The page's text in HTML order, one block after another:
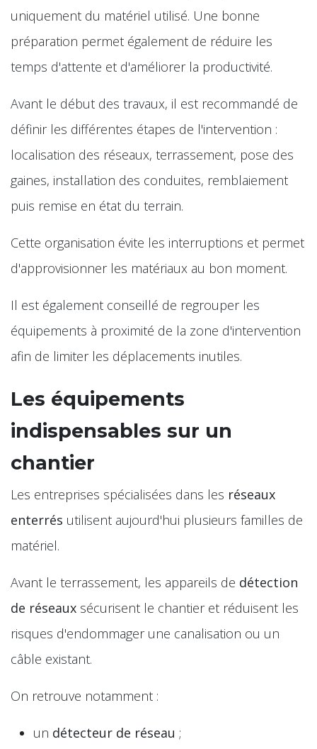
uniquement du matériel utilisé. Une bonne
préparation permet également de réduire les
temps d'attente et d'améliorer la productivité.
Avant le début des travaux, il est recommandé de
définir les différentes étapes de l'intervention :
localisation des réseaux, terrassement, pose des
gaines, installation des conduites, remblaiement
puis remise en état du terrain.
Cette organisation évite les interruptions et permet
d'approvisionner les matériaux au bon moment.
Il est également conseillé de regrouper les
équipements à proximité de la zone d'intervention
afin de limiter les déplacements inutiles.
Les équipements
indispensables sur un
chantier
Les entreprises spécialisées dans les réseaux
enterrés utilisent aujourd'hui plusieurs familles de
matériel.
Avant le terrassement, les appareils de détection
de réseaux sécurisent le chantier et réduisent les
risques d'endommager une canalisation ou un
câble existant.
On retrouve notamment :
un détecteur de réseau ;